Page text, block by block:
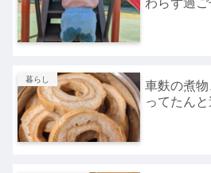
わらず過
暮らし
車麩の煮
ってたん